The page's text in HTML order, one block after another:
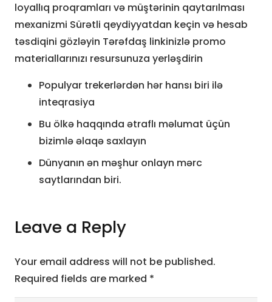
loyallıq proqramları və müştərinin qaytarılması
mexanizmi Sürətli qeydiyyatdan keçin və hesab
təsdiqini gözləyin Tərəfdaş linkinizlə promo
materiallarınızı resursunuza yerləşdirin
Populyar trekerlərdən hər hansı biri ilə
inteqrasiya
Bu ölkə haqqında ətraflı məlumat üçün
bizimlə əlaqə saxlayın
Dünyanın ən məşhur onlayn mərc
saytlarından biri.
Leave a Reply
Your email address will not be published.
Required fields are marked *